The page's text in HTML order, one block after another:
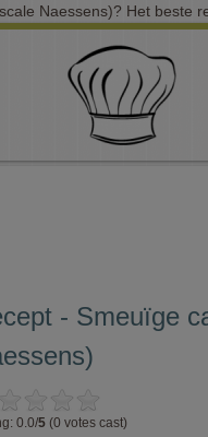
Naessens)? Het beste
- Smeuïge
0.0/5 (0 votes cast)